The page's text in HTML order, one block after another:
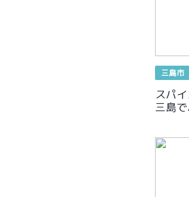
三島市
スパ
三島